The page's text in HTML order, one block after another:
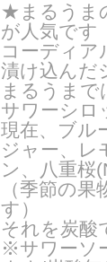
★まるうま
が人気です
コーディア
漬け込んだ
まるうま
サワーシロ
現在、ブル
ジャー、レ
ン、八重桜
（季節の
す）
それを炭酸
※サワーソ